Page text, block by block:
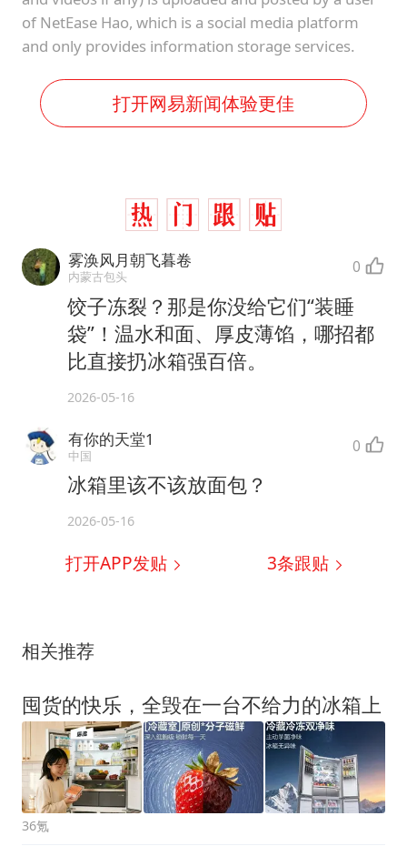
of NetEase Hao, which is a social media platform
and only provides information storage services.
打开网易新闻体验更佳
雾涣风月朝飞暮卷
内蒙古包头 0
饺子冻裂？那是你没给它们“装睡
袋”！温水和面、厚皮薄馅，哪招都
比直接扔冰箱强百倍。
2026-05-16
有你的天堂1
中国 0
冰箱里该不该放面包？
2026-05-16
打开APP发贴 3条跟贴
相关推荐
囤货的快乐，全毁在一台不给力的冰箱上
36氪